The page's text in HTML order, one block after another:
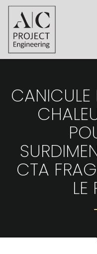
CANICULE
CTA
LE